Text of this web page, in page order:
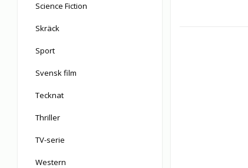
Science Fiction
Skräck
Sport
Svensk film
Tecknat
Thriller
TV-serie
Western